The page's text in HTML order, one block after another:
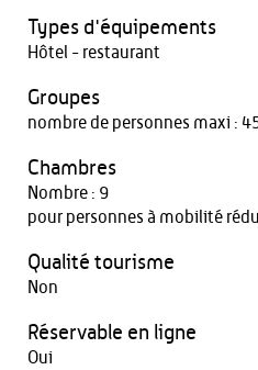
Types d'équipements
Hôtel - restaurant
Groupes
nombre de personnes maxi :
Chambres
Nombre : 9
pour personnes à mobilité
Qualité tourisme
Non
Réservable en ligne
Oui